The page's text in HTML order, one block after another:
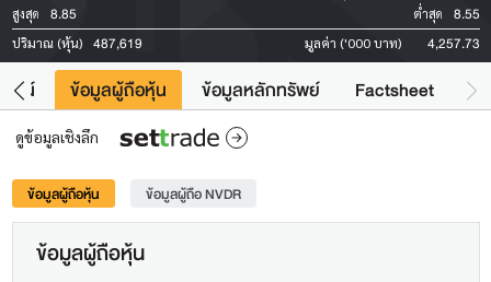
สูงสุด
8.85 ต่ำสุด 8.55
ปริมาณ (หุ้น) 487,619 มูลค่า ('000 บาท) 4,257.73
ยชน์ ข้อมูลผู้ถือหุ้น ข้อมูลหลักทรัพย์ Factsheet
ดูข้อมูลเชิงลึก
ข้อมูลผู้ถือหุ้น ข้อมูลผู้ถือ NVDR
ข้อมูลผู้ถือหุ้น